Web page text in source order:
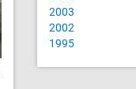
2003
2002
1995